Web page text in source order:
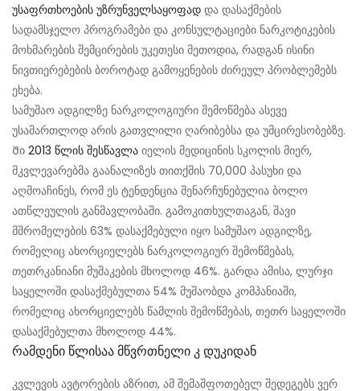
უსაფრთხოების უზრუნველსაყოფად და დასაქმების
სადამსჯელო პროგრამები და კონსულტაციები ნარკოტიკების
მოხმარების შემცირების უკეთესი მეთოდია, რადგან ისინი
ნივთიერებების ბოროტად გამოყენების ძირეულ პრობლემებს
ეხება.
სამუშაო ადგილზე ნარკოლოგიური შემოწმება ასევე
უსამართლოდ არის გათვლილი ღარიბებსა და უმცირესობებზე.
Ში 2013 წლის შესწავლა იელის მედიცინის სკოლის მიერ,
მკვლევარებმა გაანალიზეს თითქმის 70,000 პასუხი და
აღმოაჩინეს, რომ ეს ტენდენცია შენარჩუნებულია ბოლო
ათწლეულის განმავლობაში. გამოკითხულთაგან, შავი
მშრომელების 63% დასაქმებული იყო სამუშაო ადგილზე,
რომელიც ახორციელებს ნარკოლოგიურ შემოწმებას,
თეთრკანიანი მუშაკების მხოლოდ 46%. გარდა ამისა, ლურჯი
საყელოში დასაქმებულთა 54% მუშაობდა კომპანიაში,
რომელიც ახორციელებს წამლის შემოწმებას, თეთრ საყელოში
დასაქმებულთა მხოლოდ 44%.
Რამდენი Წლისაა Მწვრთნელი Კ Დუკიდან
კვლევის ავტორების აზრით, ამ შემაშფოთებელ შედეგებს ვერ